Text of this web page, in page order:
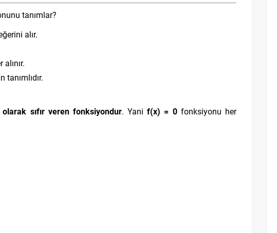
tanımlar?
alır.
sıfır veren fonksiyondur. Yanif(x) = 0fonksiyonu her